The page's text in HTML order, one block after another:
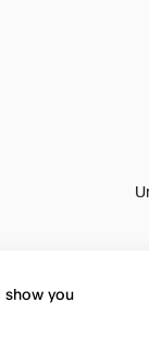
show you